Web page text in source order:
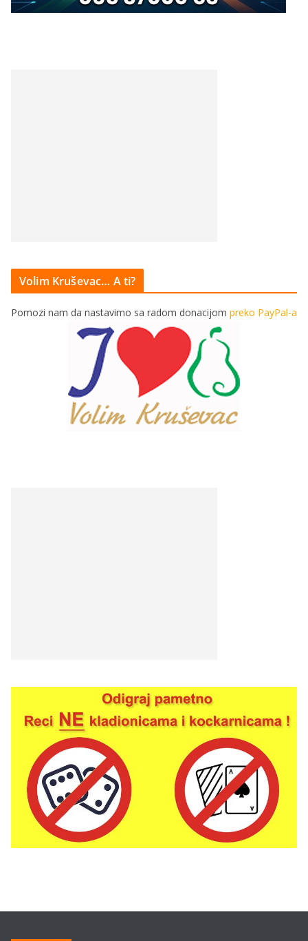
Volim Kruševac… A ti?
Pomozi nam da nastavimo sa radom donacijom preko PayPal-a